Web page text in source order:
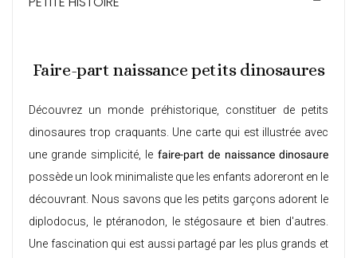
Faire-part naissance petits dinosaures
Découvrez un monde préhistorique, constituer de petits
dinosaures trop craquants. Une carte qui est illustrée avec
une grande simplicité, le faire-part de naissance dinosaure
possède un look minimaliste que les enfants adoreront en le
découvrant. Nous savons que les petits garçons adorent le
diplodocus, le ptéranodon, le stégosaure et bien d'autres.
Une fascination qui est aussi partagé par les plus grands et